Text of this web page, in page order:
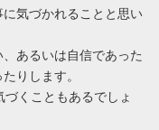
気づかれることと思い
あるいは自信であった
りします。
くこともあるでしょ